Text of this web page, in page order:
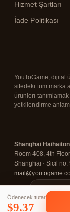
Ödenecek tutar
$9.37
Hizmet Şartları
İade Politikası
YouToGame, dijital
sitedeki tüm marka
ürünleri
yetkilendirme
Shanghai
Room 408, 4th
Shanghai · Sicil
© 2026
🔒 SSL Korumalı
⋮